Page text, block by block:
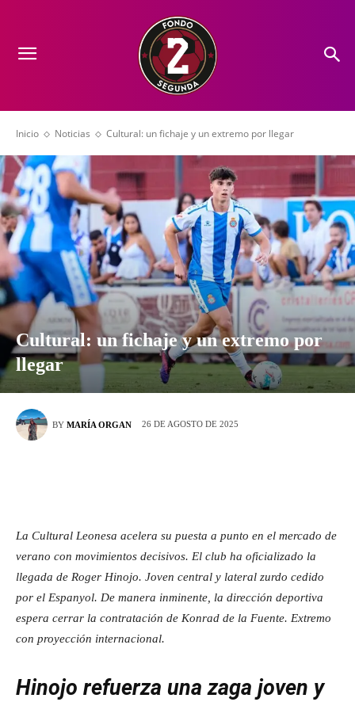
Inicio Noticias Cultural: un fichaje y un extremo por llegar
Cultural: un fichaje y un extremo por
llegar
BY MARÍA ORGAN 26 DE AGOSTO DE 2025
La Cultural Leonesa acelera su puesta a punto en el mercado de
verano con movimientos decisivos. El club ha oficializado la
llegada de Roger Hinojo. Joven central y lateral zurdo cedido
por el Espanyol. De manera inminente, la dirección deportiva
espera cerrar la contratación de Konrad de la Fuente. Extremo
con proyección internacional.
Hinojo refuerza una zaga joven y